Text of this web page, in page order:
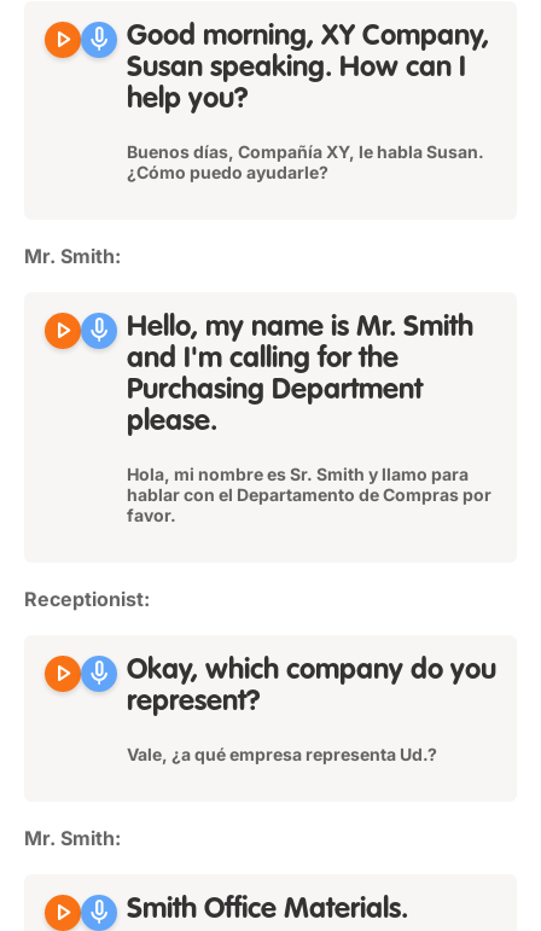
play_arrow mic Good morning, XY Company,
Susan speaking. How can I
help you?
Buenos días, Compañía XY, le habla Susan.
¿Cómo puedo ayudarle?
Mr. Smith:
play_arrow mic Hello, my name is Mr. Smith
and I'm calling for the
Purchasing Department
please.
Hola, mi nombre es Sr. Smith y llamo para
hablar con el Departamento de Compras por
favor.
Receptionist:
play_arrow mic Okay, which company do you
represent?
Vale, ¿a qué empresa representa Ud.?
Mr. Smith:
play_arrow mic Smith Office Materials.